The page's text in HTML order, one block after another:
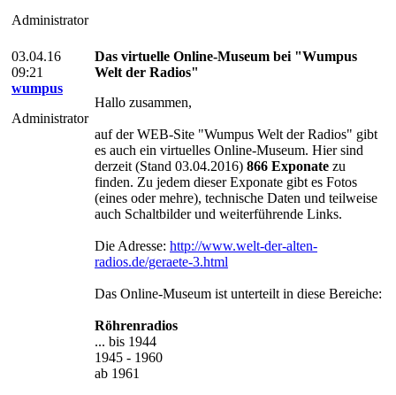
Administrator
03.04.16
09:21
wumpus
Administrator
Das virtuelle Online-Museum bei "Wumpus
Welt der Radios"
Hallo zusammen,
auf der WEB-Site "Wumpus Welt der Radios" gibt
es auch ein virtuelles Online-Museum. Hier sind
derzeit (Stand 03.04.2016) 866 Exponate zu
finden. Zu jedem dieser Exponate gibt es Fotos
(eines oder mehre), technische Daten und teilweise
auch Schaltbilder und weiterführende Links.
Die Adresse: http://www.welt-der-alten-
radios.de/geraete-3.html
Das Online-Museum ist unterteilt in diese Bereiche:
Röhrenradios
... bis 1944
1945 - 1960
ab 1961